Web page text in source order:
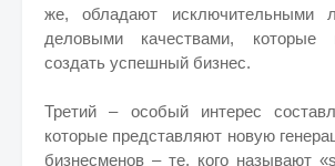
же, обладают исключительными
деловыми качествами, которые
создать успешный бизнес.
Третий – особый интерес
которые представляют новую
бизнесменов – те, кого называют